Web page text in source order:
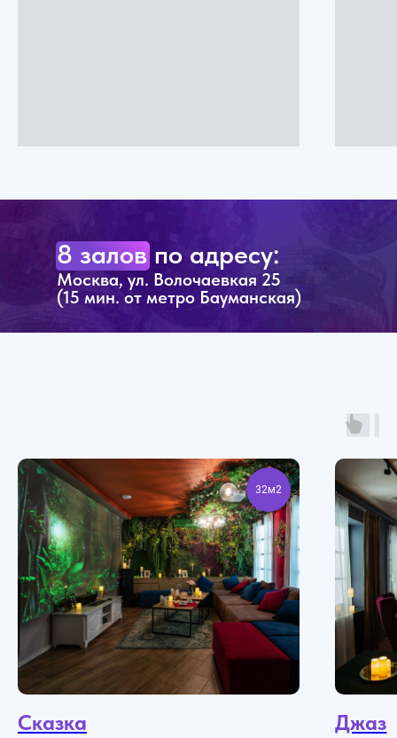
8 залов по адресу:
Москва, ул. Волочаевкая 25
(15 мин. от метро Бауманская)
32м2
Сказка Джаз